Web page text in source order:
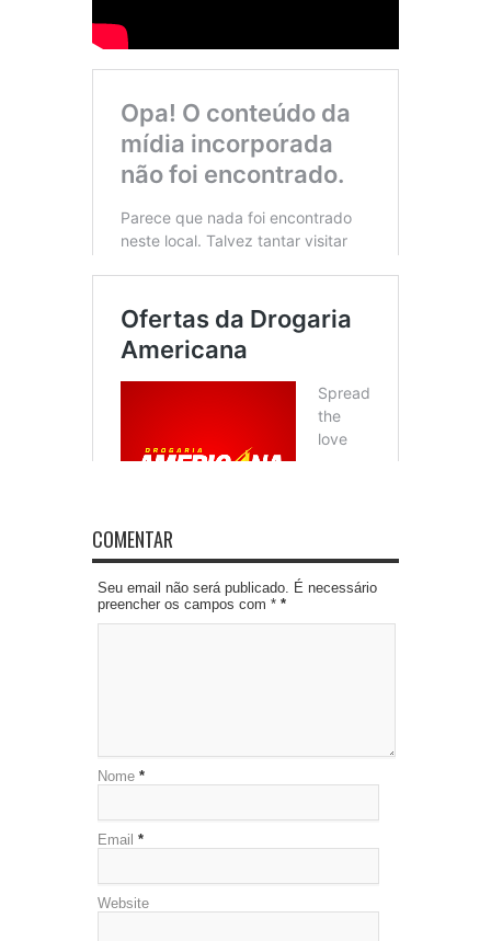
COMENTAR
Seu email não será publicado. É necessário
preencher os campos com * *
Nome *
Email *
Website